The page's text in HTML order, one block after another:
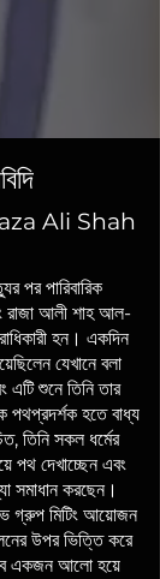
Ali Shah
পর পারিবারিক
রাজা আলী শাহ আল-
হন। একদিন
যেখানে বলা
শুনে তিনি তার
পথপ্রদর্শক হতে বাধ্য
তিনি সকল ধর্মের
পথ দেখাচ্ছেন এবং
সমাধান করছেন।
গ্রুপ মিটিং আয়োজন
উপর ভিত্তি করে
সাব একজন আলো হয়ে